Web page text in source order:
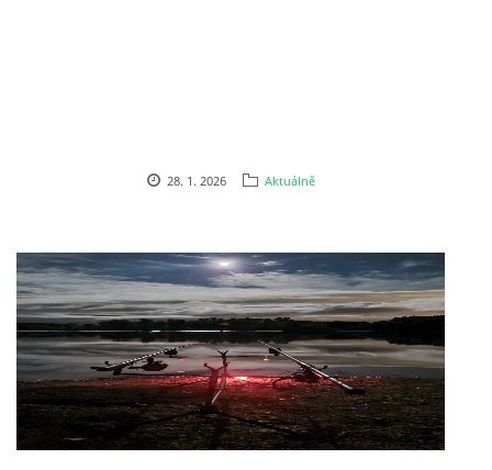
PF´
FOTOGALERIE
28. 1. 2026 Aktuálně